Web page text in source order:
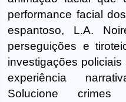
performance facial
espantoso, L.A.
perseguições e
investigações
experiência
Solucione